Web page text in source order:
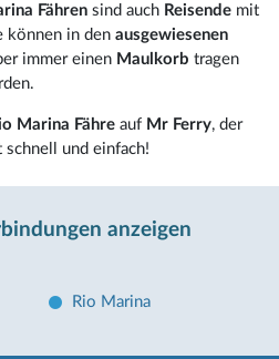
Fährensind auch Reisende mit
können in denausgewiesenen
immer einen Maulkorbtragen
Marina Fähre auf Mr Ferry, der
schnell und einfach!
anzeigen
Rio Marina